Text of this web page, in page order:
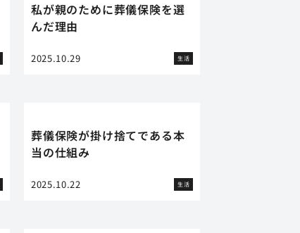
私が親のために葬儀保険を選
んだ理由
2025.10.29 生活
葬儀保険が掛け捨てである本
当の仕組み
2025.10.22 生活